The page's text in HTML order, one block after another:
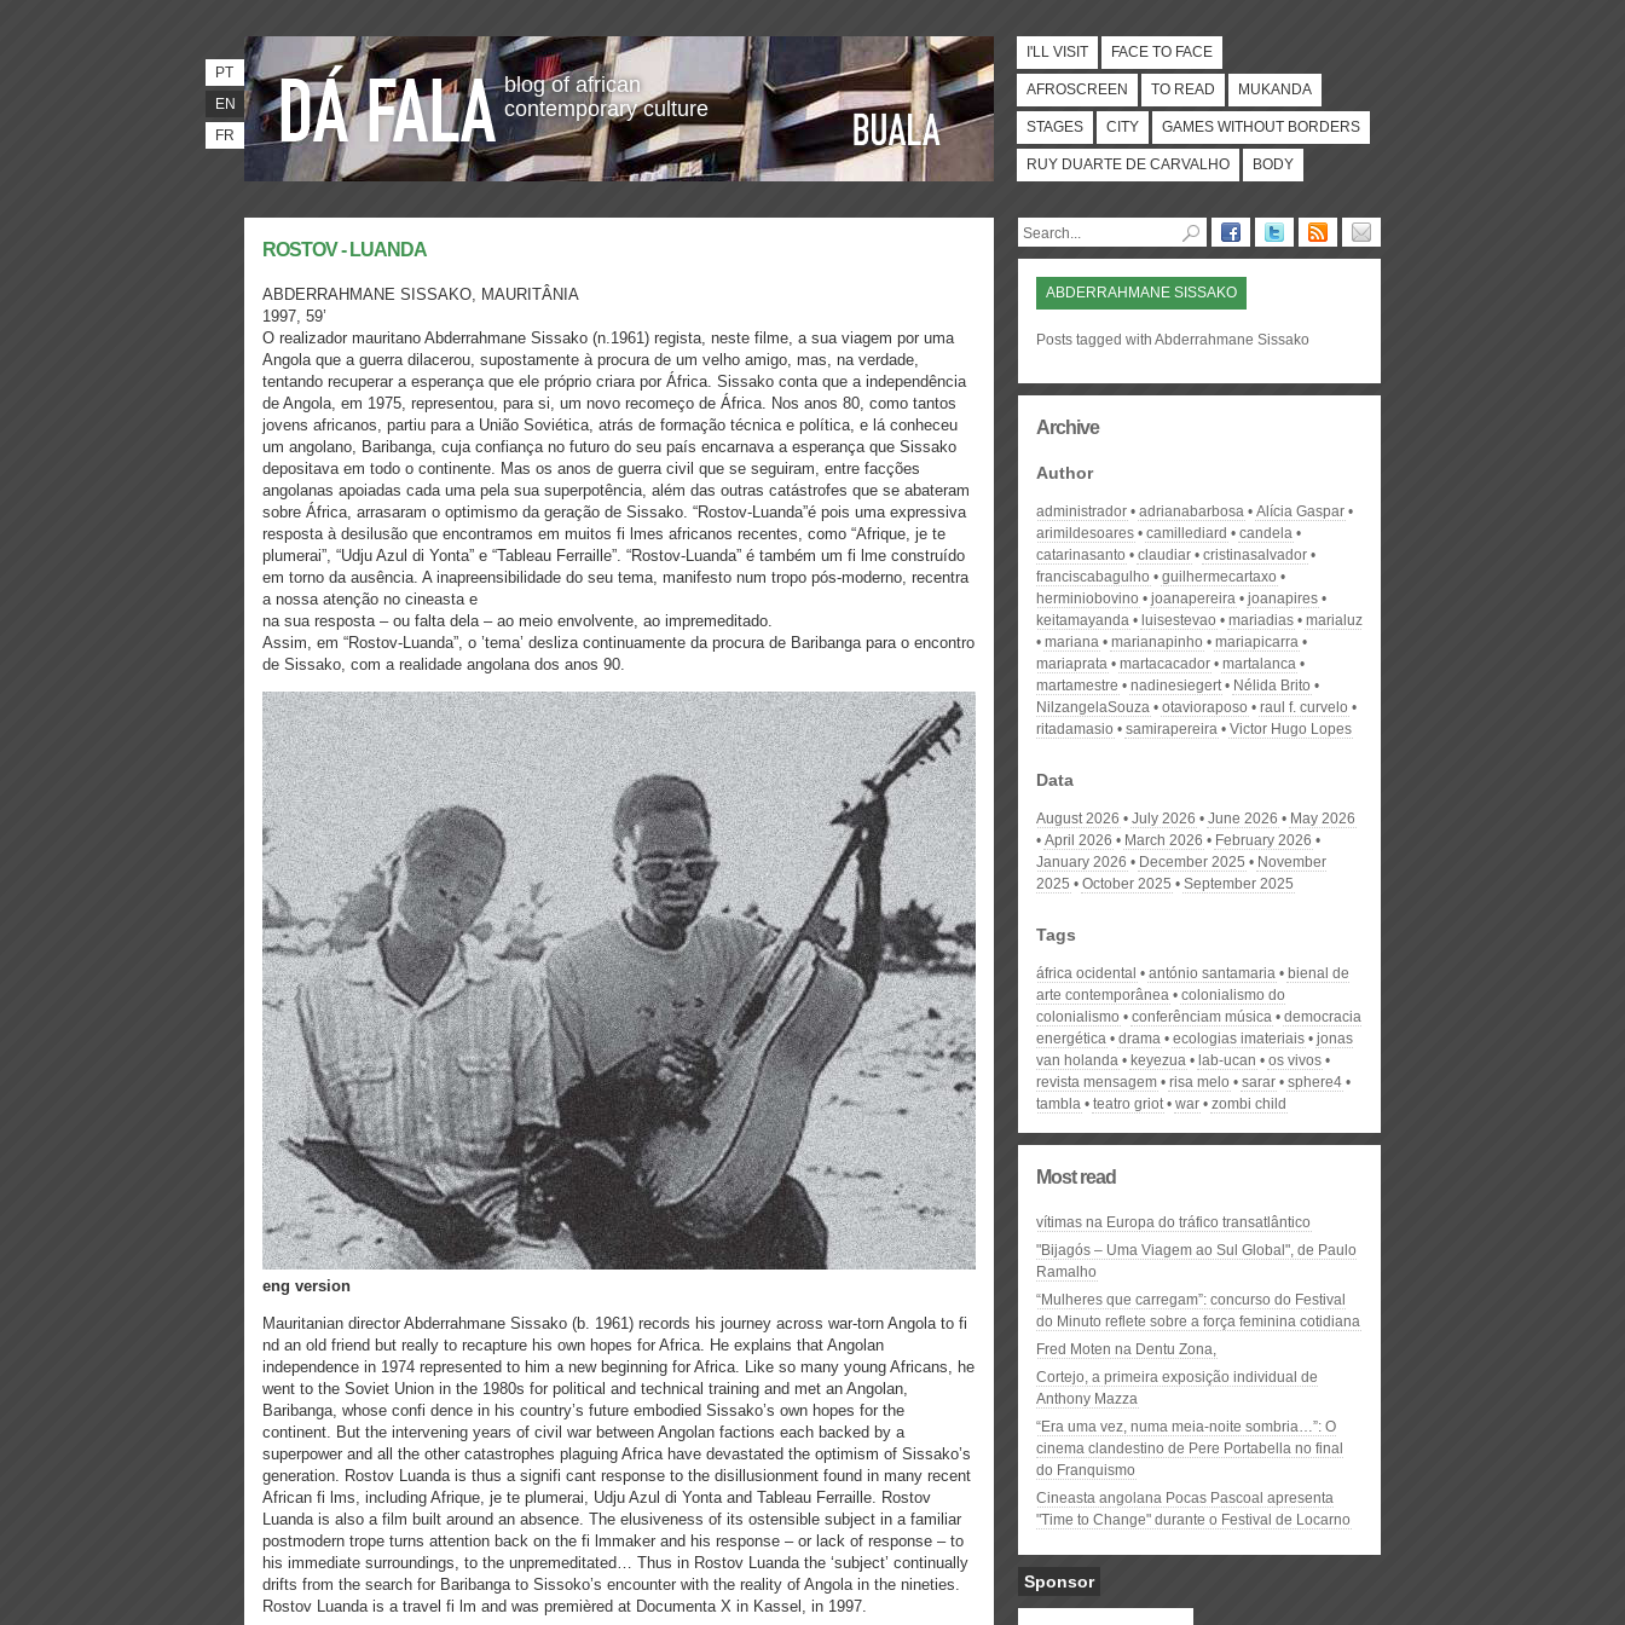
blog of african
contemporary culture
PT
EN
FR
I'LL VISIT FACE TO FACE
AFROSCREEN TO READ MUKANDA
STAGES CITY GAMES WITHOUT BORDERS
RUY DUARTE DE CARVALHO BODY
ROSTOV - LUANDA
ABDERRAHMANE SISSAKO, MAURITÂNIA
1997, 59’
O realizador mauritano Abderrahmane Sissako (n.1961) regista, neste filme, a sua viagem por uma
Angola que a guerra dilacerou, supostamente à procura de um velho amigo, mas, na verdade,
tentando recuperar a esperança que ele próprio criara por África. Sissako conta que a independência
de Angola, em 1975, representou, para si, um novo recomeço de África. Nos anos 80, como tantos
jovens africanos, partiu para a União Soviética, atrás de formação técnica e política, e lá conheceu
um angolano, Baribanga, cuja confiança no futuro do seu país encarnava a esperança que Sissako
depositava em todo o continente. Mas os anos de guerra civil que se seguiram, entre facções
angolanas apoiadas cada uma pela sua superpotência, além das outras catástrofes que se abateram
sobre África, arrasaram o optimismo da geração de Sissako. “Rostov-Luanda”é pois uma expressiva
resposta à desilusão que encontramos em muitos fi lmes africanos recentes, como “Afrique, je te
plumerai”, “Udju Azul di Yonta” e “Tableau Ferraille”. “Rostov-Luanda” é também um fi lme construído
em torno da ausência. A inapreensibilidade do seu tema, manifesto num tropo pós-moderno, recentra
a nossa atenção no cineasta e
na sua resposta – ou falta dela – ao meio envolvente, ao impremeditado.
Assim, em “Rostov-Luanda”, o ’tema’ desliza continuamente da procura de Baribanga para o encontro
de Sissako, com a realidade angolana dos anos 90.
eng version
Mauritanian director Abderrahmane Sissako (b. 1961) records his journey across war-torn Angola to fi
nd an old friend but really to recapture his own hopes for Africa. He explains that Angolan
independence in 1974 represented to him a new beginning for Africa. Like so many young Africans, he
went to the Soviet Union in the 1980s for political and technical training and met an Angolan,
Baribanga, whose confi dence in his country’s future embodied Sissako’s own hopes for the
continent. But the intervening years of civil war between Angolan factions each backed by a
superpower and all the other catastrophes plaguing Africa have devastated the optimism of Sissako’s
generation. Rostov Luanda is thus a signifi cant response to the disillusionment found in many recent
African fi lms, including Afrique, je te plumerai, Udju Azul di Yonta and Tableau Ferraille. Rostov
Luanda is also a film built around an absence. The elusiveness of its ostensible subject in a familiar
postmodern trope turns attention back on the fi lmmaker and his response – or lack of response – to
his immediate surroundings, to the unpremeditated… Thus in Rostov Luanda the ‘subject’ continually
drifts from the search for Baribanga to Sissoko’s encounter with the reality of Angola in the nineties.
Rostov Luanda is a travel fi lm and was premièred at Documenta X in Kassel, in 1997.
ABDERRAHMANE SISSAKO
Posts tagged with Abderrahmane Sissako
Archive
Author
administrador adrianabarbosa
Alícia Gaspar
arimildesoares
camillediard
candela
catarinasanto
claudiar
cristinasalvador
franciscabagulho
guilhermecartaxo
herminiobovino
joanapereira
joanapires
keitamayanda
luisestevao mariadias
marialuz
mariana
marianapinho
mariapicarra
mariaprata
martacacador
martalanca
martamestre
nadinesiegert
Nélida Brito
NilzangelaSouza
otavioraposo
raul f. curvelo
ritadamasio
samirapereira Victor Hugo Lopes
Data
August 2026 July 2026 June 2026
May 2026
April 2026
March 2026
February 2026
January 2026
December 2025
November
2025
October 2025 September 2025
Tags
áfrica ocidental antónio santamaria
bienal de
arte contemporânea
colonialismo do
colonialismo
conferênciam música
democracia
energética
drama ecologias imateriais
jonas
van holanda
keyezua lab-ucan
os vivos
revista mensagem
risa melo sarar
sphere4
tambla
teatro griot war zombi child
Most read
vítimas na Europa do tráfico transatlântico
"Bijagós – Uma Viagem ao Sul Global", de Paulo
Ramalho
“Mulheres que carregam”: concurso do Festival
do Minuto reflete sobre a força feminina cotidiana
Fred Moten na Dentu Zona,
Cortejo, a primeira exposição individual de
Anthony Mazza
“Era uma vez, numa meia-noite sombria…”: O
cinema clandestino de Pere Portabella no final
do Franquismo
Cineasta angolana Pocas Pascoal apresenta
"Time to Change" durante o Festival de Locarno
Sponsor